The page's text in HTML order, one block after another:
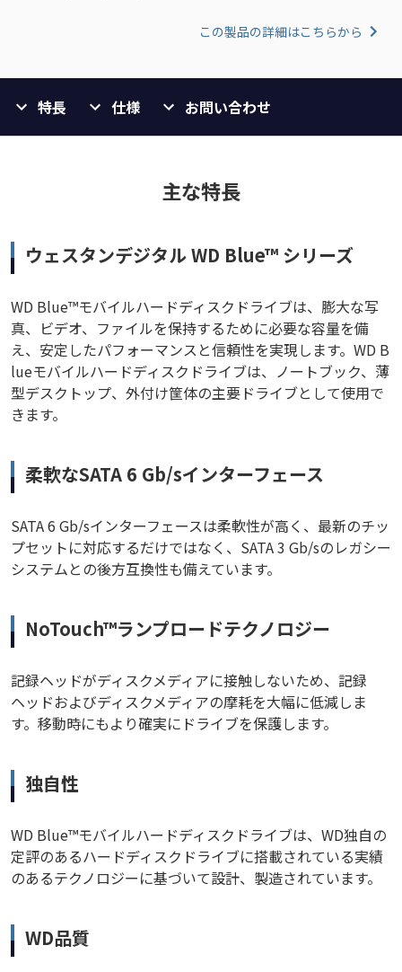
この製品の詳細はこちらから
特長 仕様 お問い合わせ
主な特長
ウェスタンデジタル WD Blue™ シリーズ
WD Blue™モバイルハードディスクドライブは、膨大な写
真、ビデオ、ファイルを保持するために必要な容量を備
え、安定したパフォーマンスと信頼性を実現します。WD B
lueモバイルハードディスクドライブは、ノートブック、薄
型デスクトップ、外付け筐体の主要ドライブとして使用で
きます。
柔軟なSATA 6 Gb/sインターフェース
SATA 6 Gb/sインターフェースは柔軟性が高く、最新のチッ
プセットに対応するだけではなく、SATA 3 Gb/sのレガシー
システムとの後方互換性も備えています。
NoTouch™ランプロードテクノロジー
記録ヘッドがディスクメディアに接触しないため、記録
ヘッドおよびディスクメディアの摩耗を大幅に低減しま
す。移動時にもより確実にドライブを保護します。
独自性
WD Blue™モバイルハードディスクドライブは、WD独自の
定評のあるハードディスクドライブに搭載されている実績
のあるテクノロジーに基づいて設計、製造されています。
WD品質